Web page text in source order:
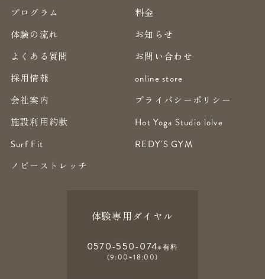
プログラム
料金
体験の流れ
お知らせ
よくある質問
お問い合わせ
採用情報
online store
会社案内
プライバシーポリシー
施設利用約款
Hot Yoga Studio lolve
Surf Fit
REDY'S GYM
ノビーストレッチ
体験専用ダイヤル
0570-550-074※有料
(9:00~18:00)